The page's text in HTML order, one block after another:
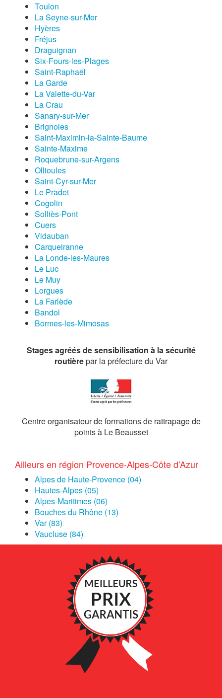
Toulon
La Seyne-sur-Mer
Hyères
Fréjus
Draguignan
Six-Fours-les-Plages
Saint-Raphaël
La Garde
La Valette-du-Var
La Crau
Sanary-sur-Mer
Brignoles
Saint-Maximin-la-Sainte-Baume
Sainte-Maxime
Roquebrune-sur-Argens
Ollioules
Saint-Cyr-sur-Mer
Le Pradet
Cogolin
Solliès-Pont
Cuers
Vidauban
Carqueiranne
La Londe-les-Maures
Le Luc
Le Muy
Lorgues
La Farlède
Bandol
Bormes-les-Mimosas
Stages agréés de sensibilisation à la sécurité
routièrepar la préfecture du Var
Centre organisateur de formations de rattrapage de
points à Le Beausset
Ailleurs en région Provence-Alpes-Côte d'Azur
Alpes de Haute-Provence (04)
Hautes-Alpes (05)
Alpes-Maritimes (06)
Bouches du Rhône (13)
Var (83)
Vaucluse (84)